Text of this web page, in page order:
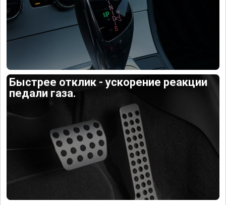
Быстрее отклик - ускорение реакции
педали газа.